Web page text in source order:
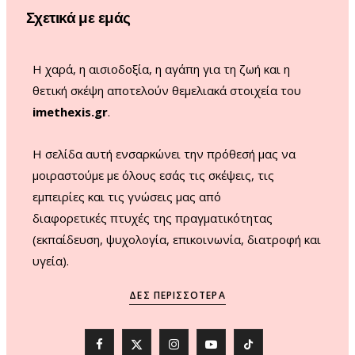
Σχετικά με εμάς
Η χαρά, η αισιοδοξία, η αγάπη για τη ζωή και η
θετική σκέψη αποτελούν θεμελιακά στοιχεία του
imethexis.gr.
H σελίδα αυτή ενσαρκώνει την πρόθεσή μας να
μοιραστούμε με όλους εσάς τις σκέψεις, τις
εμπειρίες και τις γνώσεις μας από
διαφορετικές πτυχές της πραγματικότητας
(εκπαίδευση, ψυχολογία, επικοινωνία, διατροφή και
υγεία).
ΔΕΣ ΠΕΡΙΣΣΌΤΕΡΑ
F X I Y T